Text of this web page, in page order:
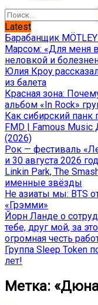
Найти:
Latest
Барабанщик
Марсом: «Для меня
неловкой и
Юлия Кроу
из балета
Красная зона:
альбом «In Rock»
Как сибирский панк
FMD | Famous
(2026)
Рок — фестиваль
и 30 августа 2026
Linkin Park, The
именные звёзды
Не азиаты мы: BTS
«Грэмми»
Йорн Ланде о
тебе, друг мой, за
огромная честь
Группа Sleep Token
лет!
Метка: